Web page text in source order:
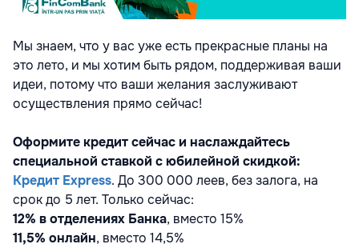
Мы знаем, что у вас уже есть прекрасные планы на
это лето, и мы хотим быть рядом, поддерживая ваши
идеи, потому что ваши желания заслуживают
осуществления прямо сейчас!
Оформите кредит сейчас и наслаждайтесь
специальной ставкой с юбилейной скидкой:
Кредит Express. До 300 000 леев, без залога, на
срок до 5 лет. Только сейчас:
12% в отделениях Банка, вместо 15%
11,5% онлайн, вместо 14,5%